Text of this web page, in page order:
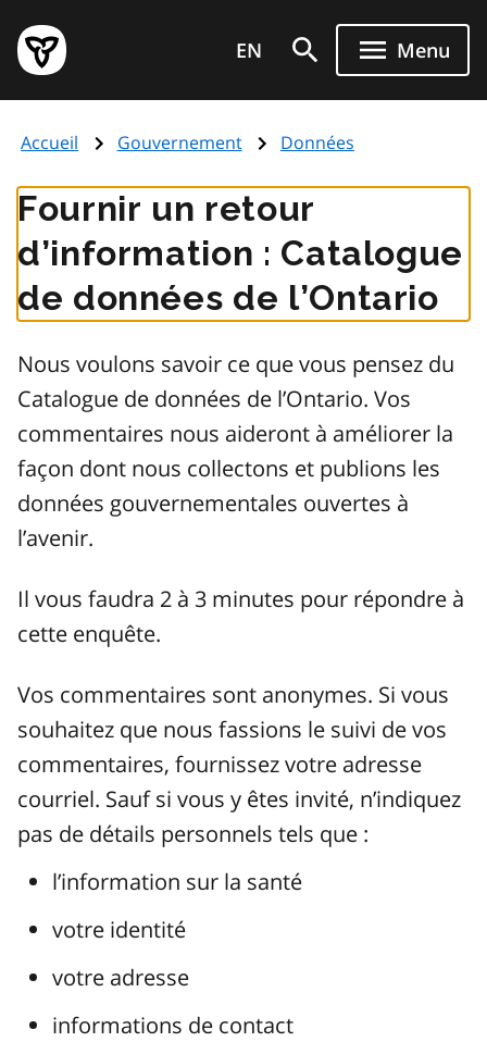
au
contenu
principal
Page
d'accueil
de
EN Menu
Accueil Gouvernement Données
Fournir un retour
d’information : Catalogue
de données de l’Ontario
Nous voulons savoir ce que vous pensez du
Catalogue de données de l’Ontario. Vos
commentaires nous aideront à améliorer la
façon dont nous collectons et publions les
données gouvernementales ouvertes à
l’avenir.
Il vous faudra 2 à 3 minutes pour répondre à
cette enquête.
Vos commentaires sont anonymes. Si vous
souhaitez que nous fassions le suivi de vos
commentaires, fournissez votre adresse
courriel. Sauf si vous y êtes invité, n’indiquez
pas de détails personnels tels que :
l’information sur la santé
votre identité
votre adresse
informations de contact